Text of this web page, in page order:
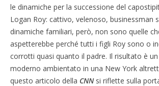
le dinamiche per la successione del
Logan Roy: cattivo, velenoso, businessman
dinamiche familiari, però, non sono quelle
aspetterebbe perché tutti i figli Roy sono o
corrotti quasi quanto il padre. Il risultato è
moderno ambientato in una New York
questo articolo della CNNsi riflette sulla